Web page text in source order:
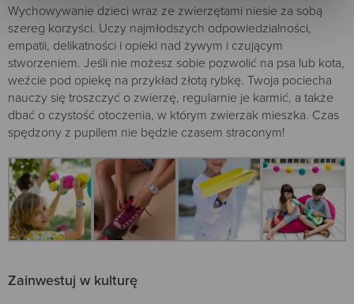
Wychowywanie dzieci wraz ze zwierzętami niesie za sobą
szereg korzyści. Uczy najmłodszych odpowiedzialności,
empatii, delikatności i opieki nad żywym i czującym
stworzeniem. Jeśli nie możesz sobie pozwolić na psa lub kota,
weźcie pod opiekę na przykład złotą rybkę. Twoja pociecha
nauczy się troszczyć o zwierzę, regularnie je karmić, a także
dbać o czystość otoczenia, w którym zwierzak mieszka. Czas
spędzony z pupilem nie będzie czasem straconym!
Zainwestuj w kulturę